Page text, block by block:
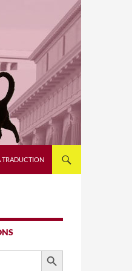
TRADUCTION
SEARCH BUTTON